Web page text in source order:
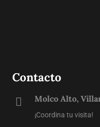
Contacto
Molco Alto,
¡Coordina tu visita!